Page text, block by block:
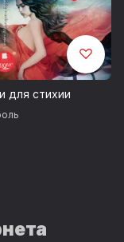
для стихии